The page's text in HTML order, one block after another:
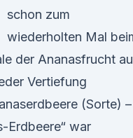
schon zum
wiederholten Mal
der Ananasfrucht
Vertiefung
(Sorte) –
Erdbeere“ war